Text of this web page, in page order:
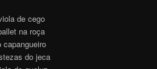
de cego
na roça
capangueiro
do jeca